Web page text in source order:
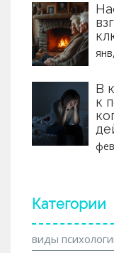
В
к
Категории
виды